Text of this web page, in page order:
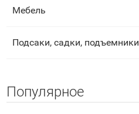
Мебель
Подсаки, садки, подъемники
Популярное